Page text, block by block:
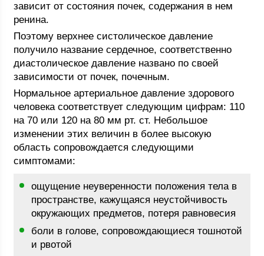
зависит от состояния почек, содержания в нем
ренина.
Поэтому верхнее систолическое давление
получило название сердечное, соответственно
диастолическое давление названо по своей
зависимости от почек, почечным.
Нормальное артериальное давление здорового
человека соответствует следующим цифрам: 110
на 70 или 120 на 80 мм рт. ст. Небольшое
изменении этих величин в более высокую
область сопровождается следующими
симптомами:
ощущение неуверенности положения тела в
пространстве, кажущаяся неустойчивость
окружающих предметов, потеря равновесия
боли в голове, сопровождающиеся тошнотой
и рвотой